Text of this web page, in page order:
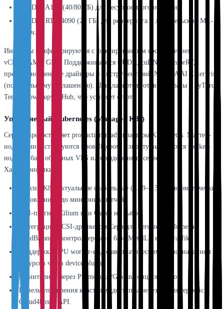
NVIDIA A100 (40/80 ГБ) для ресурсоёмкого обучения;
NVIDIA RTX 4090 (24 ГБ) для рендеринга и любительских ML-
задач.
Инстансы конфигурируются с фиксированным соотношением
vCPU/RAM к GPU. Поддерживаются CUDA, cuDNN, TensorRT,
предустановленные драйверы и инструментарий NVIDIA AI Enterprise
(по отдельному соглашению). Предлагаются готовые образы с PyTorch,
TensorFlow, JupyterHub, что ускоряет старт.
Управляемый Kubernetes (Managed K8s)
Сервис предоставляет production-ready кластеры Kubernetes. Мастер-
ноды администрируются провайдером, клиенту выделяются worker-
ноды на базе облачных VPS или выделенных серверов.
Характеристики:
Версии K8s: актуальные стабильные (1.29–1.31) с автоматическим
обновлением до минорных патчей.
CNI-плагин: Cilium или Calico на выбор.
Интеграция с CSI-драйвером Ceph для Persistent Volumes и
LoadBalancer-контроллером на базе MetalLB или Traefik.
Поддержка GPU worker-нод с автоматическим распознаванием
ресурсов через device plugin.
Мониторинг через Prometheus/Grafana опционально.
Панель управления кластером доступна через веб-интерфейс
Cloud4box и API.